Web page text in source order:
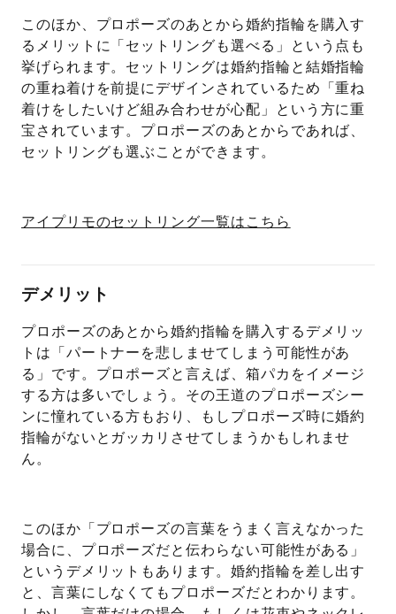
このほか、プロポーズのあとから婚約指輪を購入す
るメリットに「セットリングも選べる」という点も
挙げられます。セットリングは婚約指輪と結婚指輪
の重ね着けを前提にデザインされているため「重ね
着けをしたいけど組み合わせが心配」という方に重
宝されています。プロポーズのあとからであれば、
セットリングも選ぶことができます。
アイプリモのセットリング一覧はこちら
デメリット
プロポーズのあとから婚約指輪を購入するデメリッ
トは「パートナーを悲しませてしまう可能性があ
る」です。プロポーズと言えば、箱パカをイメージ
する方は多いでしょう。その王道のプロポーズシー
ンに憧れている方もおり、もしプロポーズ時に婚約
指輪がないとガッカリさせてしまうかもしれませ
ん。
このほか「プロポーズの言葉をうまく言えなかった
場合に、プロポーズだと伝わらない可能性がある」
というデメリットもあります。婚約指輪を差し出す
と、言葉にしなくてもプロポーズだとわかります。